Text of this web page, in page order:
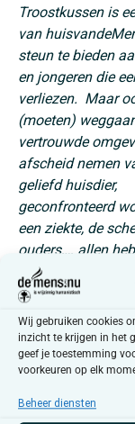
Wij gebruiken cookies
inzicht te krijgen in het
geef je toestemming
voorkeuren op elk
Beheer diensten
Troostkussen is
van
steun te bieden
en jongeren die
verliezen. Maar
(moeten)
vertrouwde
afscheid nemen
geliefd huisdier,
geconfronteerd
een ziekte, de
ouders,… allen
impact op het
welbevinden van
en brengen rouw
mee.
Wij willen deze
bieden. Letterlijk.